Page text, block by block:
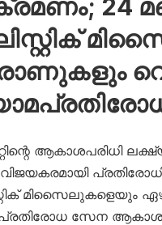
24
ആകാശപരിധി
സേന